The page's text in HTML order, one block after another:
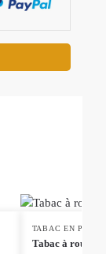
TABAC EN POTS
Tabac à rouler